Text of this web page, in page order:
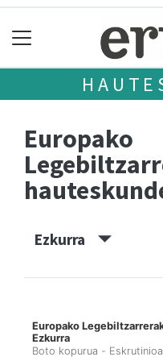
Europako
Ezkurra
Europako
Ezkurra
Boto kopurua -